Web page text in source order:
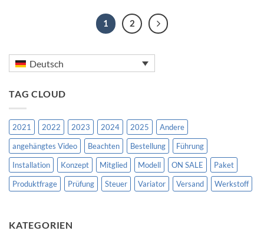
1 2
Deutsch
TAG CLOUD
2021 2022 2023 2024 2025
Andere
angehängtes Video
Beachten Bestellung
Führung
Installation
Konzept Mitglied Modell ON SALE
Paket
Produktfrage
Prüfung Steuer Variator Versand Werkstoff
KATEGORIEN